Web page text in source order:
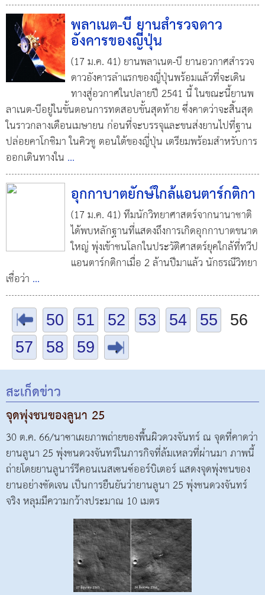
พลาเนต-บี ยานสำรวจดาว
อังคารของญี่ปุ่น
(17 ม.ค. 41) ยานพลาเนต-บี ยานอวกาศสำรวจ
ดาวอังคารลำแรกของญี่ปุ่นพร้อมแล้วที่จะเดิน
ทางสู่อวกาศในปลายปี 2541 นี้ ในขณะนี้ยานพ
ลาเนต-บีอยู่ในขั้นตอนการทดสอบขั้นสุดท้าย ซึ่งคาดว่าจะสิ้นสุด
ในราวกลางเดือนเมษายน ก่อนที่จะบรรจุและขนส่งยานไปที่ฐาน
ปล่อยคาโกชิมา ในคิวชู ตอนใต้ของญี่ปุ่น เตรียมพร้อมสำหรับการ
ออกเดินทางใน ...
อุกกาบาตยักษ์ใกล้แอนตาร์กติกา
(17 ม.ค. 41) ทีมนักวิทยาศาสตร์จากนานาชาติ
ได้พบหลักฐานที่แสดงถึงการเกิดอุกกาบาตขนาด
ใหญ่ พุ่งเข้าชนโลกในประวัติศาสตร์ยุคใกล้ที่ทวีป
แอนตาร์กติกาเมื่อ 2 ล้านปีมาแล้ว นักธรณีวิทยา
เชื่อว่า ...
. 50 51 52 53 54 55
56
57
58 59 .
สะเก็ดข่าว
จุดพุ่งชนของลูนา 25
30 ต.ค. 66/นาซาเผยภาพถ่ายของพื้นผิวดวงจันทร์ ณ จุดที่คาดว่า
ยานลูนา 25 พุ่งชนดวงจันทร์ในภารกิจที่ล้มเหลวที่ผ่านมา ภาพนี้
ถ่ายโดยยานลูนาร์รีคอนเนสเซนซ์ออร์บิเตอร์ แสดงจุดพุ่งชนของ
ยานอย่างชัดเจน เป็นการยืนยันว่ายานลูนา 25 พุ่งชนดวงจันทร์
จริง หลุมมีความกว้างประมาณ 10 เมตร